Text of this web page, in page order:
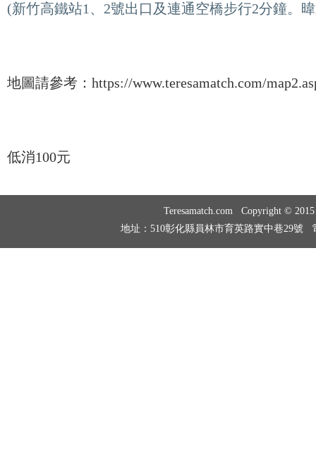
(新竹高鐵站1、2號出口及連通空橋步行2分鐘。
地圖請參考：https://www.teresamatch.com/
低消100元
Teresamatch.com Copyright ©
地址：510彰化縣員林市育英路實中巷29號